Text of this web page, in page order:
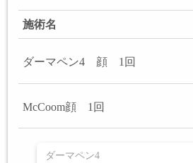
施術名
ダーマペン4 顔 1回
McCoom顔 1回
ダーマペン4